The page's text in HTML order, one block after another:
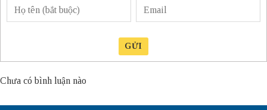
GỬI
Chưa có bình luận nào